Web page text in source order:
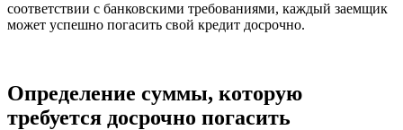
соответствии с банковскими требованиями, каждый заемщик
может успешно погасить свой кредит досрочно.
Определение суммы, которую
требуется досрочно погасить